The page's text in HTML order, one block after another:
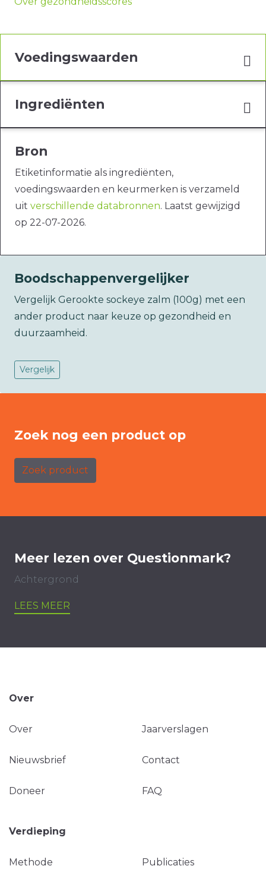
Voedingswaarden
Ingrediënten
Bron
Etiketinformatie als ingrediënten,
voedingswaarden en keurmerken is verzameld
uit verschillende databronnen. Laatst gewijzigd
op 22-07-2026.
Boodschappenvergelijker
Vergelijk Gerookte sockeye zalm (100g) met een
ander product naar keuze op gezondheid en
duurzaamheid.
Vergelijk
Zoek nog een product op
Zoek product
Meer lezen over Questionmark?
Achtergrond
LEES MEER
Over
Over Jaarverslagen
Nieuwsbrief Contact
Doneer FAQ
Verdieping
Methode Publicaties